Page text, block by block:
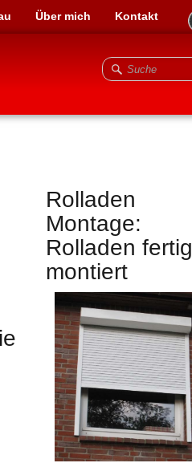
Über mich Kontakt
Rolladen
Montage:
Rolladen fertig
montiert